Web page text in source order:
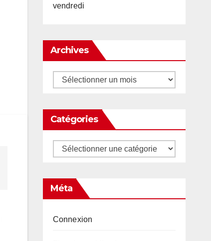
vendredi
Archives
Archives
Catégories
Catégories
Méta
Connexion